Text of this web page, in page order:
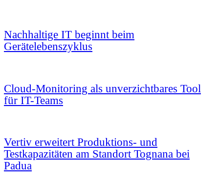
Nachhaltige IT beginnt beim
Gerätelebenszyklus
Cloud-Monitoring als unverzichtbares Tool
für IT-Teams
Vertiv erweitert Produktions- und
Testkapazitäten am Standort Tognana bei
Padua